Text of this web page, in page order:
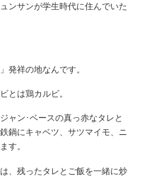
ンサンが学生時代に住んでいた
発祥の地なんです。
とは鶏カルビ。
ャン･ベースの真っ赤なタレと
鍋にキャベツ、サツマイモ、ニ
す。
、残ったタレとご飯を一緒に炒